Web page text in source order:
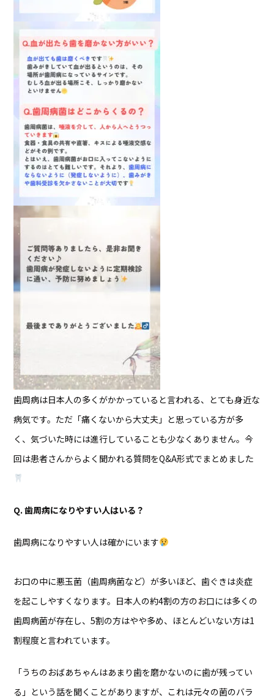
歯周病は日本人の多くがかかっていると言われる、とても身近な
病気です。ただ「痛くないから大丈夫」と思っている方が多
く、気づいた時には進行していることも少なくありません。今
回は患者さんからよく聞かれる質問をQ&A形式でまとめました
Q. 歯周病になりやすい人はいる？
歯周病になりやすい人は確かにいます
お口の中に悪玉菌（歯周病菌など）が多いほど、歯ぐきは炎症
を起こしやすくなります。日本人の約4割の方のお口には多くの
歯周病菌が存在し、5割の方はやや多め、ほとんどいない方は1
割程度と言われています。
「うちのおばあちゃんはあまり歯を磨かないのに歯が残ってい
る」という話を聞くことがありますが、これは元々の菌のバラ